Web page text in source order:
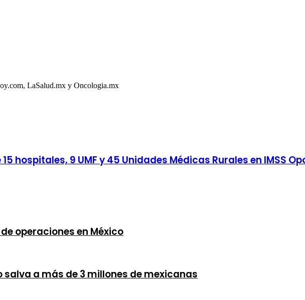
LaSalud.mx y Oncologia.mx
hospitales, 9 UMF y 45 Unidades Médicas Rurales en IMSS
operaciones en México
a más de 3 millones de mexicanas